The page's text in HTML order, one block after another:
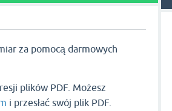
za pomocą darmowych
plików PDF. Możesz
i przesłać swój plik PDF.